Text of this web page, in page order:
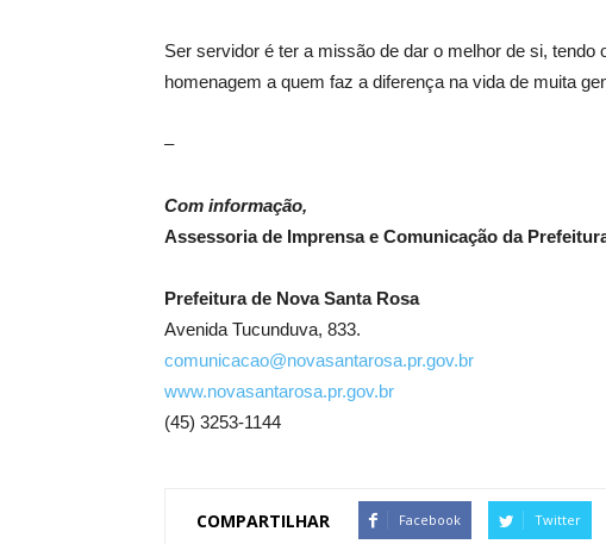
Ser servidor é ter a missão de dar o melhor de si,
homenagem a quem faz a diferença na vida de muita
–
Com informação,
Assessoria de Imprensa e Comunicação da
Prefeitura de Nova Santa Rosa
Avenida Tucunduva, 833.
comunicacao@novasantarosa.pr.gov.br
www.novasantarosa.pr.gov.br
(45) 3253-1144
COMPARTILHAR Facebook Twitter